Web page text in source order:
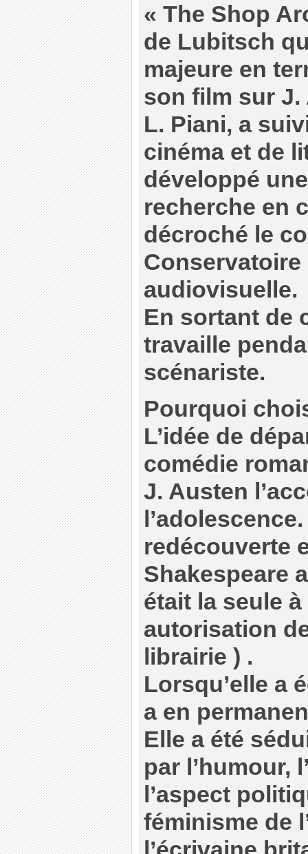
« The Shop
de Lubitsch
majeure en
son film sur J.
L. Piani, a
cinéma et de
développé
recherche en
décroché le
Conservatoire
audiovisuelle.
En sortant de
travaille
scénariste.
Pourquoi
L’idée de
comédie
J. Austen
redécouverte
Shakespeare
était la seule
autorisation
librairie ) .
Lorsqu’elle a
a en
Elle a été
par l’humour,
l’aspect
féminisme de